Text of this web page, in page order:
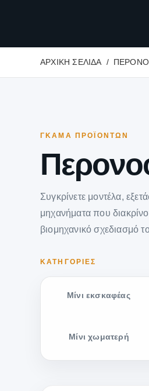
ΑΡΧΙΚΉ ΣΕΛΊΔΑ
ΓΚΆΜΑ ΠΡΟΪΌΝΤΩΝ
Συγκρίνετε μοντέλα,
μηχανήματα που
βιομηχανικό σχεδιασμό
ΚΑΤΗΓΟΡΊΕΣ
Μίνι εκσκαφέας
Μίνι χωματερή